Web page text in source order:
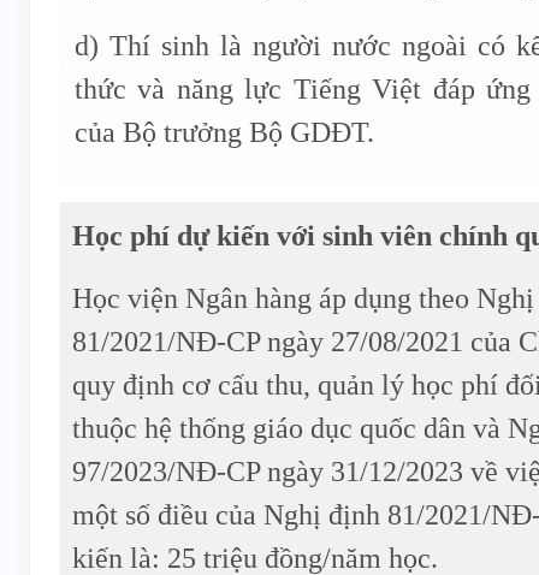
d) Thí sinh là người nước ngoài có
thức và năng lực Tiếng Việt đáp
của Bộ trưởng Bộ GDĐT.
Học phí dự kiến với sinh viên chính
Học viện Ngân hàng áp dụng theo
81/2021/NĐ-CP ngày 27/08/2021 của
quy định cơ cấu thu, quản lý học phí
thuộc hệ thống giáo dục quốc dân và
97/2023/NĐ-CP ngày 31/12/2023 về
một số điều của Nghị định 81/2021/
kiến là: 25 triệu đồng/năm học.